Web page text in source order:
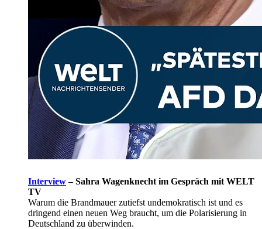
Interview– Sahra Wagenknecht im Gespräch mit WELT
TV
Warum die Brandmauer zutiefst undemokratisch ist und es
dringend einen neuen Weg braucht, um die Polarisierung in
Deutschland zu überwinden.